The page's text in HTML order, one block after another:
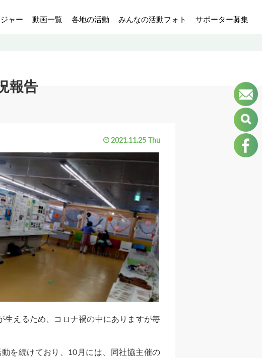
ャー 動画一覧 各地の活動 みんなの活動フォト サポーター募集
報告
2021.11.25 Thu
えるため、コロナ禍の中にありますが毎
を続けており、10月には、同社協主催の